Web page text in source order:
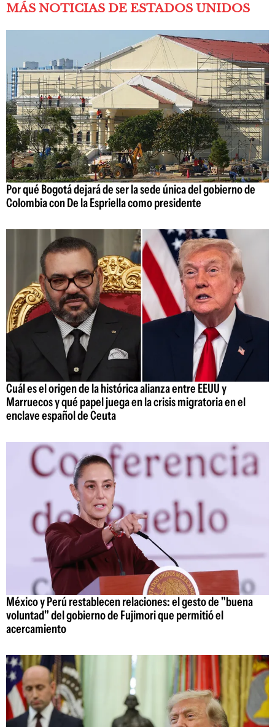
MÁS NOTICIAS DE ESTADOS UNIDOS
Por qué Bogotá dejará de ser la sede única del gobierno de
Colombia con De la Espriella como presidente
Cuál es el origen de la histórica alianza entre EEUU y
Marruecos y qué papel juega en la crisis migratoria en el
enclave español de Ceuta
México y Perú restablecen relaciones: el gesto de "buena
voluntad" del gobierno de Fujimori que permitió el
acercamiento